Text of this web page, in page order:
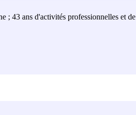
; 43 ans d'activités professionnelles et de